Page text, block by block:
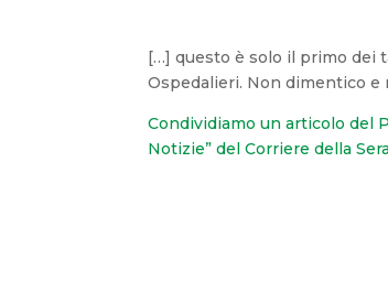
[…] questo è solo il primo dei
Ospedalieri. Non dimentico e
Condividiamo un articolo del
Notizie” del Corriere della